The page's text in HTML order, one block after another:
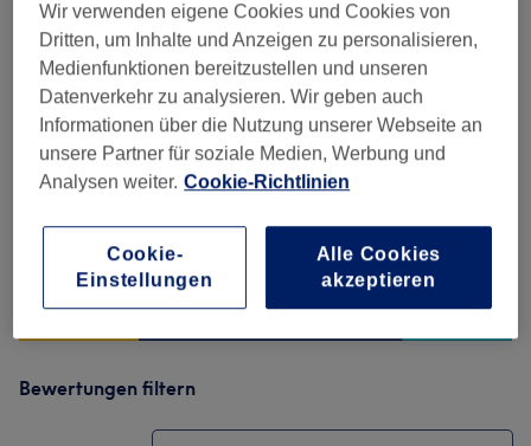
5,0 76 Bewertungen
Ambiente
Sauberkeit
Service
Bewertungen filtern
Wir verwenden eigene Cookies und Cookies von
Dritten, um Inhalte und Anzeigen zu personalisieren,
Medienfunktionen bereitzustellen und unseren
Datenverkehr zu analysieren. Wir geben auch
Informationen über die Nutzung unserer Webseite an
unsere Partner für soziale Medien, Werbung und
Analysen weiter. Cookie-Richtlinien
Cookie-
Einstellungen
Alle Cookies
akzeptieren